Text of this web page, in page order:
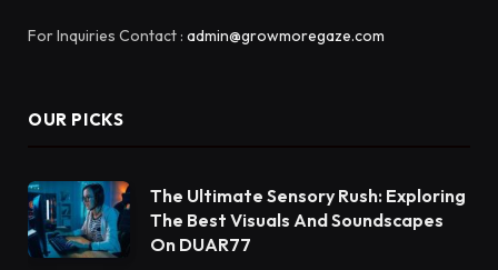
For Inquiries Contact : admin@growmoregaze.com
OUR PICKS
The Ultimate Sensory Rush: Exploring
The Best Visuals And Soundscapes
On DUAR77